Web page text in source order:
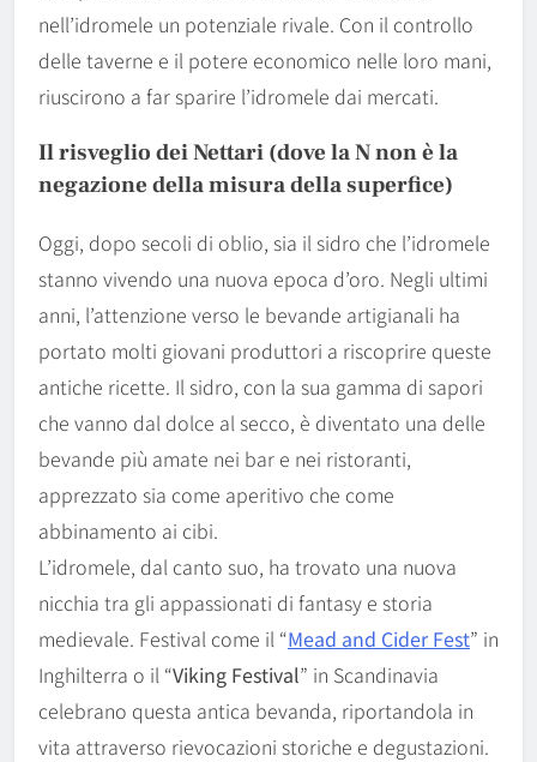
nell’idromele un potenziale rivale. Con il controllo
delle taverne e il potere economico nelle loro mani,
riuscirono a far sparire l’idromele dai mercati.
Il risveglio dei Nettari (dove la N non è la
negazione della misura della superfice)
Oggi, dopo secoli di oblio, sia il sidro che l’idromele
stanno vivendo una nuova epoca d’oro. Negli ultimi
anni, l’attenzione verso le bevande artigianali ha
portato molti giovani produttori a riscoprire queste
antiche ricette. Il sidro, con la sua gamma di sapori
che vanno dal dolce al secco, è diventato una delle
bevande più amate nei bar e nei ristoranti,
apprezzato sia come aperitivo che come
abbinamento ai cibi.
L’idromele, dal canto suo, ha trovato una nuova
nicchia tra gli appassionati di fantasy e storia
medievale. Festival come il “Mead and Cider Fest” in
Inghilterra o il “Viking Festival” in Scandinavia
celebrano questa antica bevanda, riportandola in
vita attraverso rievocazioni storiche e degustazioni.